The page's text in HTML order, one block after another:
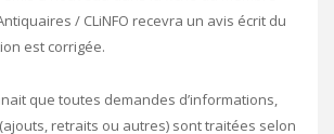
/ CLiNFO recevra un avis écrit du
est corrigée.
que toutes demandes d’informations,
retraits ou autres) sont traitées selon